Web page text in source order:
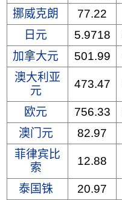
挪威克朗
77.22
日元
5.9718
加拿大元
501.99
澳大利亚
元
473.47
欧元 756.33
澳门元
82.97
菲律宾比
索
12.88
泰国铢 20.97